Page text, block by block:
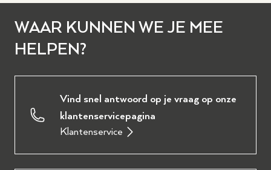
WAAR KUNNEN WE JE MEE
HELPEN?
Vind snel antwoord op je vraag op onze
klantenservicepagina
Klantenservice